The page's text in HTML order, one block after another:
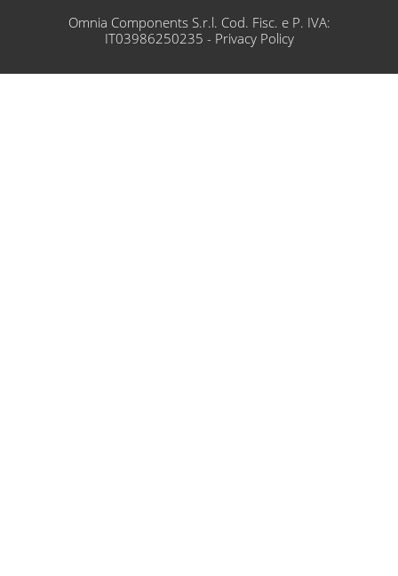
Omnia Components S.r.l. Cod. Fisc. e P. IVA:
IT03986250235 - Privacy Policy